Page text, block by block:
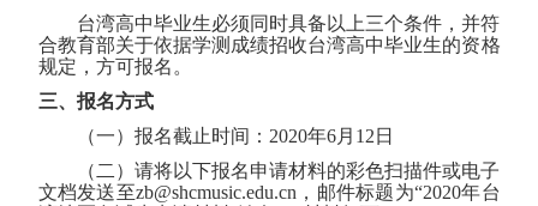
台湾高中毕业生必须同时具备以上三个条件，并符
合教育部关于依据学测成绩招收台湾高中毕业生的资格
规定，方可报名。
三、报名方式
（一）报名截止时间： 2020年6月 12 日
（二）请将以下报名申请材料的彩色扫描件或电子
文档发送至zb@shcmusic.edu.cn ，邮件标题为“2020年台